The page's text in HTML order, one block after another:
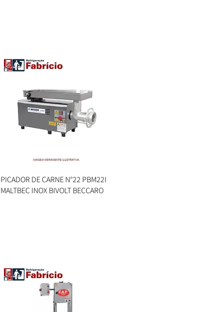
Visualização rápida
PICADOR DE CARNE N°22 PBM22I
MALTBEC INOX BIVOLT BECCARO